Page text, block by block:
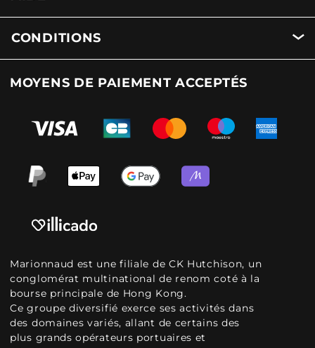
CONDITIONS
MOYENS DE PAIEMENT ACCEPTÉS
Marionnaud est une filiale de CK Hutchison, un
conglomérat multinational de renom coté à la
bourse principale de Hong Kong.
Ce groupe diversifié exerce ses activités dans
des domaines variés, allant de certains des
plus grands opérateurs portuaires et